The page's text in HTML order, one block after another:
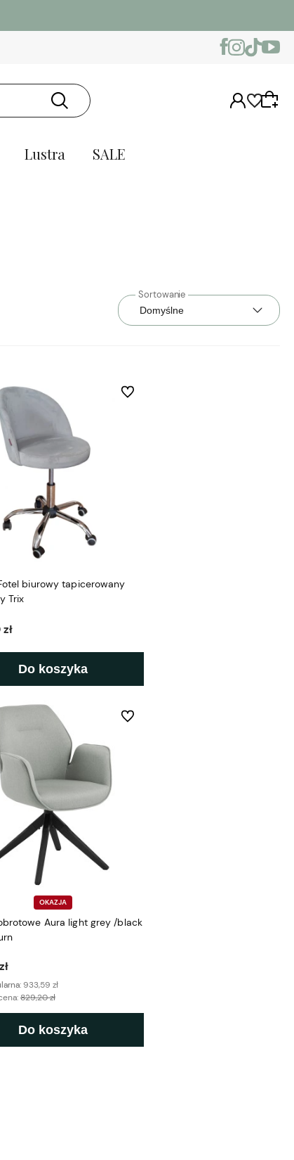
Lustra SALE
biurowy tapicerowany
Trix
Do koszyka
Do ulubionych
OKAZJA
Aura light grey /black
933,59 zł
829,20 zł
Do koszyka
Do ulubionych